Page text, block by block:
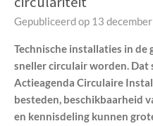
Gepubliceerd op 13
Technische installaties in
sneller circulair worden.
Actieagenda Circulaire
besteden, beschikbaarheid
en kennisdeling kunnen